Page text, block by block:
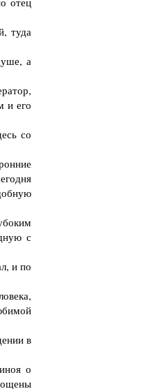
туда
а
и его
со
с
и по
в
о